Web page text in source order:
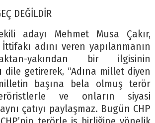
DEĞİLDİR
adayı Mehmet Musa Çakır,
adını veren yapılanmanın
yakından bir ilgisinin
dile getirerek, “Adına millet diyen
başına bela olmuş terör
ve onların siyasi
çatıyı paylaşmaz. Bugün CHP